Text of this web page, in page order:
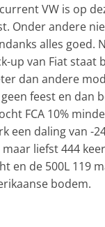
VW is op
Onder andere
alles
up van Fiat staat
dan andere
feest en dan
FCA 10%
een daling van -
liefst 444
en de 500L 119
bodem.